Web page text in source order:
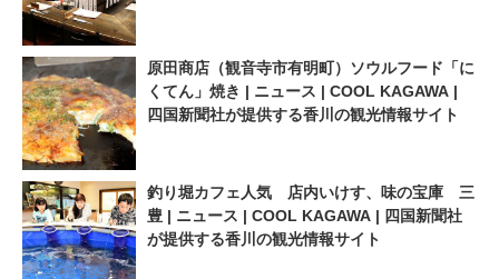
原田商店（観音寺市有明町）ソウルフード「に
くてん」焼き | ニュース | COOL KAGAWA |
四国新聞社が提供する香川の観光情報サイト
釣り堀カフェ人気 店内いけす、味の宝庫 三
豊 | ニュース | COOL KAGAWA | 四国新聞社
が提供する香川の観光情報サイト